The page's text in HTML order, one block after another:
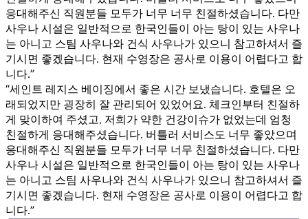
응대해주신 직원분들 모두가 너무 너무 친절하셨습니다. 다만
사우나 시설은 일반적으로 한국인들이 아는 탕이 있는 사우나
는 아니고 스팀 사우나와 건식 사우나가 있으니 참고하셔서 즐
기시면 좋겠습니다. 현재 수영장은 공사로 이용이 어렵다고 합
니다.”
“세인트 레지스 베이징에서 좋은 시간 보냈습니다. 호텔은 오
래되었지만 굉장히 잘 관리되어 있었어요. 체크인부터 친절하
게 맞이하여 주셨고, 저희가 약한 건강이슈가 없었는데 엄청
친절하게 응대해주셨습니다. 버틀러 서비스도 너무 좋았으며
응대해주신 직원분들 모두가 너무 너무 친절하셨습니다. 다만
사우나 시설은 일반적으로 한국인들이 아는 탕이 있는 사우나
는 아니고 스팀 사우나와 건식 사우나가 있으니 참고하셔서 즐
기시면 좋겠습니다. 현재 수영장은 공사로 이용이 어렵다고 합
니다.”